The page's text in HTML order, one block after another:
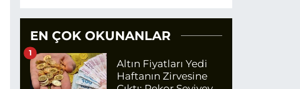
EN ÇOK OKUNANLAR
Altın Fiyatları Yedi
Haftanın Zirvesine
1